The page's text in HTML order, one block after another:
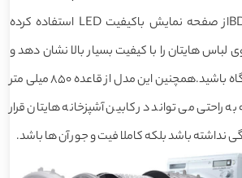
بالایی مدل BDW75TVاز صفحه نمایش باکیفیت LED استفاده کرده
هایتان را با کیفیت بسیار بالا نشان دهد و
شما به راحتی از آن ها آگاه باشید.همچنین این مدل از قاعده 850 میلی متر
راحتی می تواند در کابین آشپزخانه هایتان قرار
نداشته باشد بلکه کاملا فیت و جور آن ها باشد.